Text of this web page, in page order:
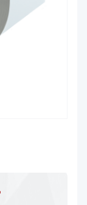
585、545、990、
815、585、545、
116*625、75*605